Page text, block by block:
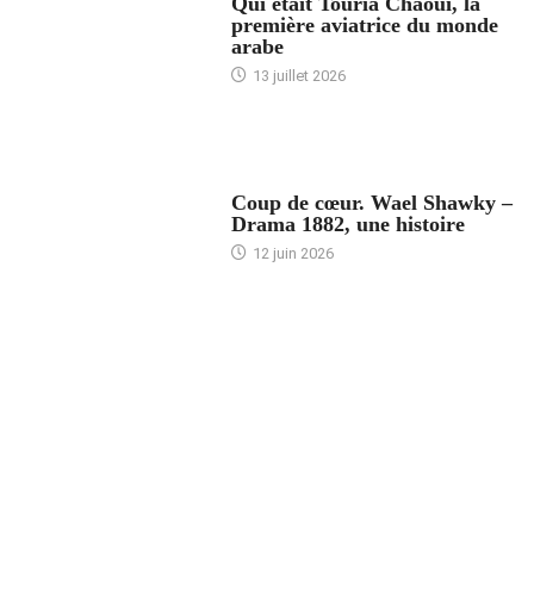
première aviatrice du monde
arabe
13 juillet 2026
Coup de cœur. Wael Shawky –
Drama 1882, une histoire
12 juin 2026